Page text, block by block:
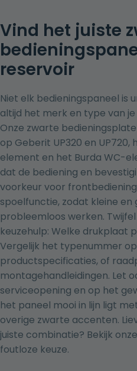
Vind het juiste
reservoir
Niet elk bedieningspaneel is
altijd het merk en type van je
Onze zwarte
op Geberit UP320 en UP720,
element en het Burda WC-
dat de bediening en
voorkeur voor
spoelfunctie, zodat kleine en
probleemloos werken.
keuzehulp: Welke drukplaat
Vergelijk het typenummer
productspecificaties, of
montagehandleidingen. Let
serviceopening en op het
het paneel mooi in lijn ligt
overige zwarte accenten.
juiste combinatie? Bekijk onze
foutloze keuze.